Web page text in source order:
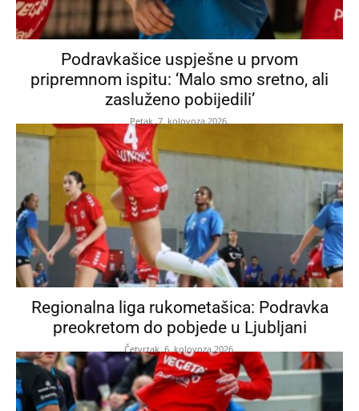
Podravkašice uspješne u prvom
pripremnom ispitu: ‘Malo smo sretno, ali
zasluženo pobijedili’
Petak, 7. kolovoza 2026.
Regionalna liga rukometašica: Podravka
preokretom do pobjede u Ljubljani
Četvrtak, 6. kolovoza 2026.